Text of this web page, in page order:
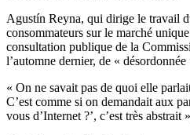
Agustín Reyna, qui dirige le travail
consommateurs sur le marché
consultation publique de la
l’automne dernier, de « désordonnée
« On ne savait pas de quoi elle
C’est comme si on demandait aux
vous d’Internet ?’, c’est très abstrait